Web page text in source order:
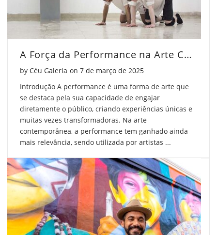
A Força da Performance na Arte Contemporânea
by Céu Galeria on Posted on
7 de março de 2025
Introdução A performance é uma forma de arte que
se destaca pela sua capacidade de engajar
diretamente o público, criando experiências únicas e
muitas vezes transformadoras. Na arte
contemporânea, a performance tem ganhado ainda
mais relevância, sendo utilizada por artistas ...